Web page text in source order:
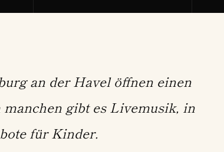
an der Havel öffnen einen
gibt es Livemusik, in
für Kinder.